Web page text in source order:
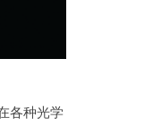
各种光学